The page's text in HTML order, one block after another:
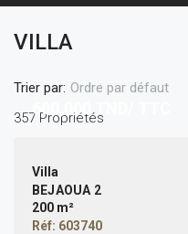
VILLA
357 Propriétés
Trier par: Ordre par défaut
600,000 TND/ TTC
Villa
BEJAOUA 2
200 m²
Réf: 603740